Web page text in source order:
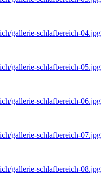
gallerie-schlafbereich-04.jpg
gallerie-schlafbereich-05.jpg
gallerie-schlafbereich-06.jpg
gallerie-schlafbereich-07.jpg
gallerie-schlafbereich-08.jpg